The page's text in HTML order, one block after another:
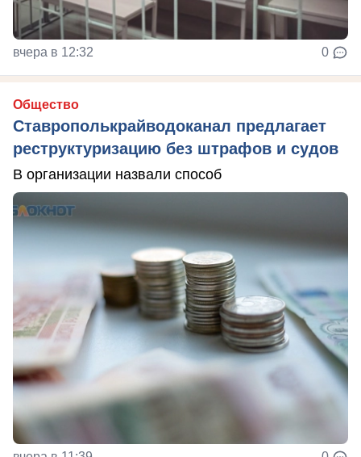
вчера в 12:32 0
Общество
Ставрополькрайводоканал предлагает
реструктуризацию без штрафов и судов
В организации назвали способ